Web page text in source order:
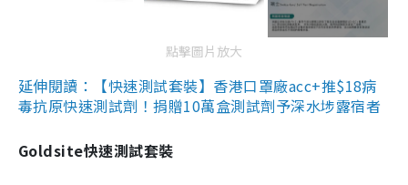
點擊圖片放大
延伸閱讀：【快速測試套裝】香港口罩廠acc+推$18病
毒抗原快速測試劑！捐贈10萬盒測試劑予深水埗露宿者
Goldsite快速測試套裝